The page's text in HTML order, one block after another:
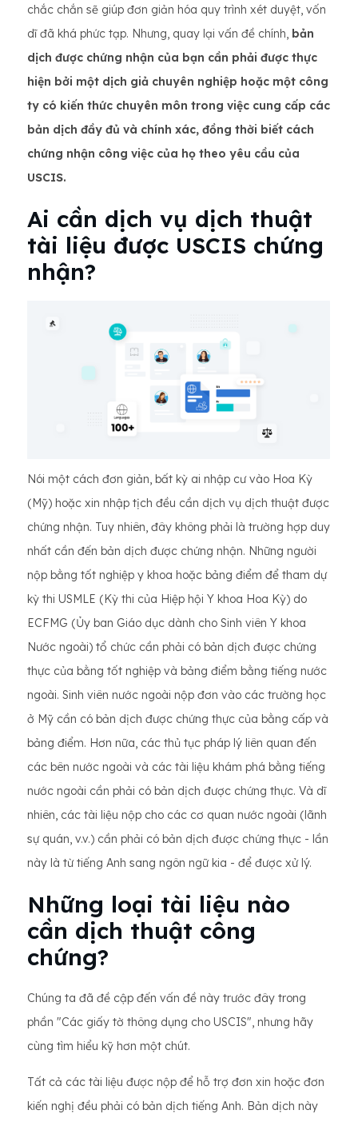
chắc chắn sẽ giúp đơn giản hóa quy trình xét duyệt, vốn
dĩ đã khá phức tạp. Nhưng, quay lại vấn đề chính, bản
dịch được chứng nhận của bạn cần phải được thực
hiện bởi một dịch giả chuyên nghiệp hoặc một công
ty có kiến ​​thức chuyên môn trong việc cung cấp các
bản dịch đầy đủ và chính xác, đồng thời biết cách
chứng nhận công việc của họ theo yêu cầu của
USCIS.
Ai cần dịch vụ dịch thuật
tài liệu được USCIS chứng
nhận?
Nói một cách đơn giản, bất kỳ ai nhập cư vào Hoa Kỳ
(Mỹ) hoặc xin nhập tịch đều cần dịch vụ dịch thuật được
chứng nhận. Tuy nhiên, đây không phải là trường hợp duy
nhất cần đến bản dịch được chứng nhận. Những người
nộp bằng tốt nghiệp y khoa hoặc bảng điểm để tham dự
kỳ thi USMLE (Kỳ thi của Hiệp hội Y khoa Hoa Kỳ) do
ECFMG (Ủy ban Giáo dục dành cho Sinh viên Y khoa
Nước ngoài) tổ chức cần phải có bản dịch được chứng
thực của bằng tốt nghiệp và bảng điểm bằng tiếng nước
ngoài. Sinh viên nước ngoài nộp đơn vào các trường học
ở Mỹ cần có bản dịch được chứng thực của bằng cấp và
bảng điểm. Hơn nữa, các thủ tục pháp lý liên quan đến
các bên nước ngoài và các tài liệu khám phá bằng tiếng
nước ngoài cần phải có bản dịch được chứng thực. Và dĩ
nhiên, các tài liệu nộp cho các cơ quan nước ngoài (lãnh
sự quán, v.v.) cần phải có bản dịch được chứng thực - lần
này là từ tiếng Anh sang ngôn ngữ kia - để được xử lý.
Những loại tài liệu nào
cần dịch thuật công
chứng?
Chúng ta đã đề cập đến vấn đề này trước đây trong
phần "Các giấy tờ thông dụng cho USCIS", nhưng hãy
cùng tìm hiểu kỹ hơn một chút.
Tất cả các tài liệu được nộp để hỗ trợ đơn xin hoặc đơn
kiến ​​nghị đều phải có bản dịch tiếng Anh. Bản dịch này